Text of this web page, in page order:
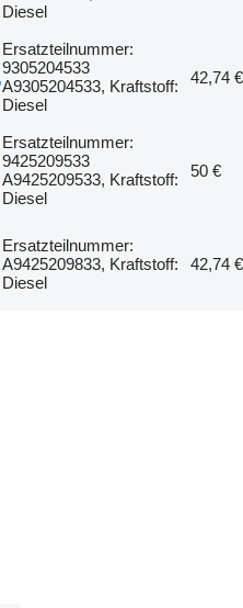
Diesel
Ersatzteilnummer:
9305204533
A9305204533, Kraftstoff:
Diesel
42,74 €
Ersatzteilnummer:
9425209533
A9425209533, Kraftstoff:
Diesel
50 €
Ersatzteilnummer:
A9425209833, Kraftstoff:
Diesel
42,74 €